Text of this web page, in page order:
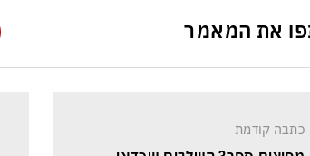
את המאמר
כתבה קודמת